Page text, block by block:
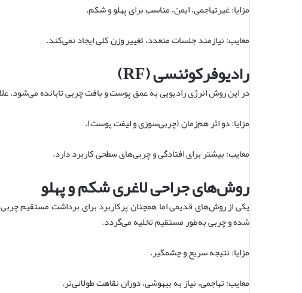
مزایا: غیرتهاجمی، ایمن، مناسب برای پهلو و شکم.
معایب: نیازمند جلسات متعدد، تغییر وزن کلی ایجاد نمی‌کند.
رادیوفرکوئنسی (RF)
در این روش انرژی رادیویی به عمق پوست و بافت چربی تابانده
مزایا: دو اثر هم‌زمان (چربی‌سوزی و لیفت پوست).
معایب: بیشتر برای افتادگی و چربی‌های سطحی کاربرد دارد.
روش‌های جراحی لاغری شکم و پهلو
یکی از روش‌های قدیمی اما همچنان پرکاربرد برای برداشت مستقیم
شده و چربی به‌طور مستقیم تخلیه می‌گردد.
مزایا: نتیجه سریع و چشمگیر.
معایب: تهاجمی، نیاز به بیهوشی، دوران نقاهت طولانی‌تر.